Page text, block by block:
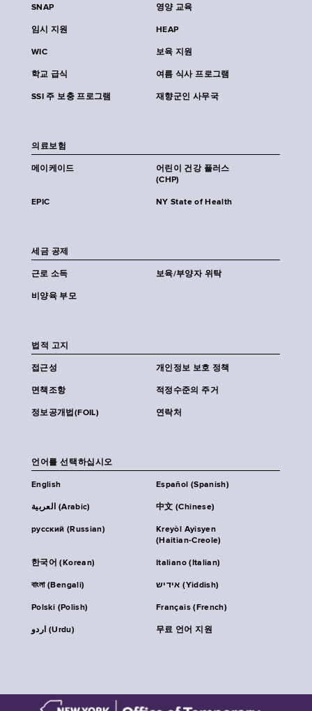
SNAP 영양 교육
임시 지원 HEAP
WIC 보육 지원
학교 급식 여름 식사 프로그램
SSI 주 보충 프로그램 재향군인 사무국
의료보험
메이케이드
어린이 건강 플러스
(CHP)
EPIC NY State of Health
세금 공제
근로 소득 보육/부양자 위탁
비양육 부모
법적 고지
접근성 개인정보 보호 정책
면책조항 적정수준의 주거
정보공개법(FOIL) 연락처
언어를 선택하십시오
English Español (Spanish)
العربية (Arabic) 中文 (Chinese)
русский (Russian)
Kreyòl Ayisyen
(Haitian-Creole)
한국어 (Korean) Italiano (Italian)
বাংলা (Bengali) אידיש (Yiddish)
Polski (Polish) Français (French)
اردو (Urdu) 무료 언어 지원